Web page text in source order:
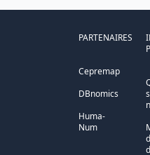
PARTENAIRES
Cepremap
DBnomics
Huma-
Num